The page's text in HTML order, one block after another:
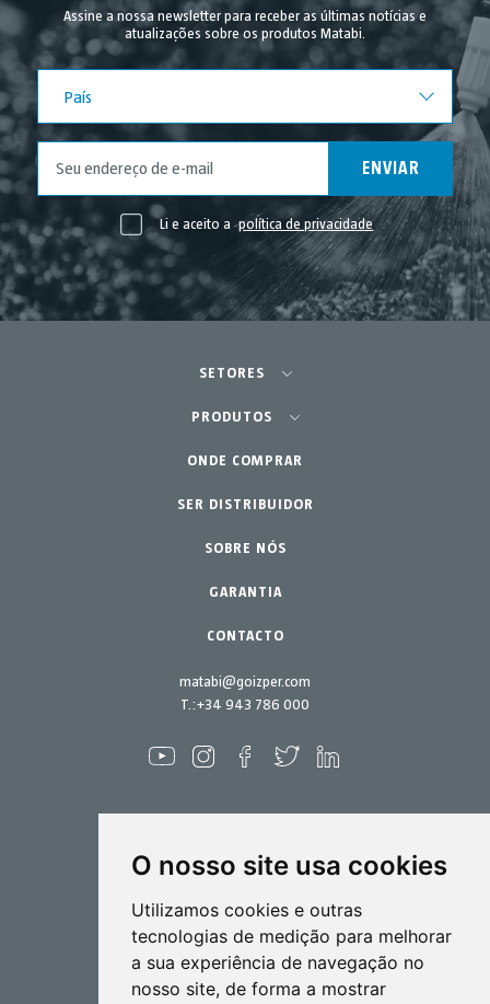
O nosso site usa cookies
Utilizamos cookies e outras
tecnologias de medição para melhorar
a sua experiência de navegação no
nosso site, de forma a mostrar
Assine a nossa newsletter para receber as últimas notícias e
atualizações sobre os produtos Matabi.
País
ENVIAR
Li e aceito a política de privacidade
matabi@goizper.com
T.:+34 943 786 000
Pulverização
Biotecnlogia
Industrial
SETORES
Agricultura - Horta
Horta Urbana
Jardinagem Profissional
Lar - Jardim
PRODUTOS
Equipamentos
Acessórios
Peças de reposição
Kits de manutenção
ONDE COMPRAR
SER DISTRIBUIDOR
SOBRE NÓS
GARANTIA
CONTACTO